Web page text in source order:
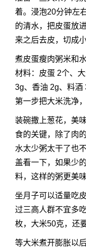
着。浸泡20分钟左
的清水，把皮蛋放
来之后去皮，切成
煮皮蛋瘦肉粥米和
材料：皮蛋 2个、
3g、香油 2g、料酒
第一步把大米洗净
装碗撒上葱花，美
食的关键，除了肉
水太少粥太干了也
盖看一下，如果少
料，这样的粥更美味
坐月子可以适量吃
过三高人群不宜多
枚，大米50克，还
等大米煮开膨胀以